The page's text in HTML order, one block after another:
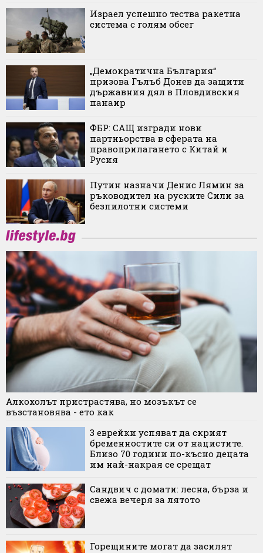
Израел успешно тества ракетна
система с голям обсег
„Демократична България“
призова Гълъб Донев да защити
държавния дял в Пловдивския
панаир
ФБР: САЩ изгради нови
партньорства в сферата на
правоприлагането с Китай и
Русия
Путин назначи Денис Лямин за
ръководител на руските Сили за
безпилотни системи
Алкохолът пристрастява, но мозъкът се
възстановява - ето как
3 еврейки успяват да скрият
бременностите си от нацистите.
Близо 70 години по-късно децата
им най-накрая се срещат
Сандвич с домати: лесна, бърза и
свежа вечеря за лятото
Горещините могат да засилят